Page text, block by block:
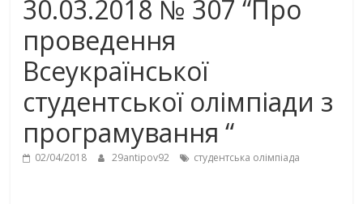
30.03.2018 № 307 “Про
проведення
Всеукраїнської
студентської олімпіади з
програмування “
02/04/2018 29antipov92 студентська олімпіада